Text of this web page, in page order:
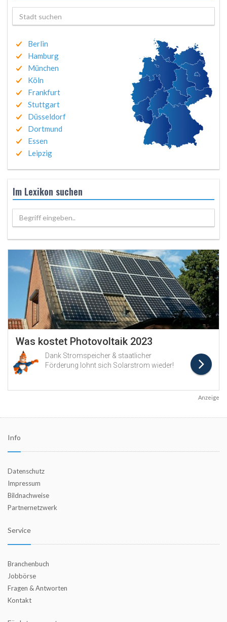
Berlin
Hamburg
München
Köln
Frankfurt
Stuttgart
Düsseldorf
Dortmund
Essen
Leipzig
Im Lexikon suchen
Begriff eingeben..
Anzeige
Info
Datenschutz
Impressum
Bildnachweise
Partnernetzwerk
Service
Branchenbuch
Jobbörse
Fragen & Antworten
Kontakt